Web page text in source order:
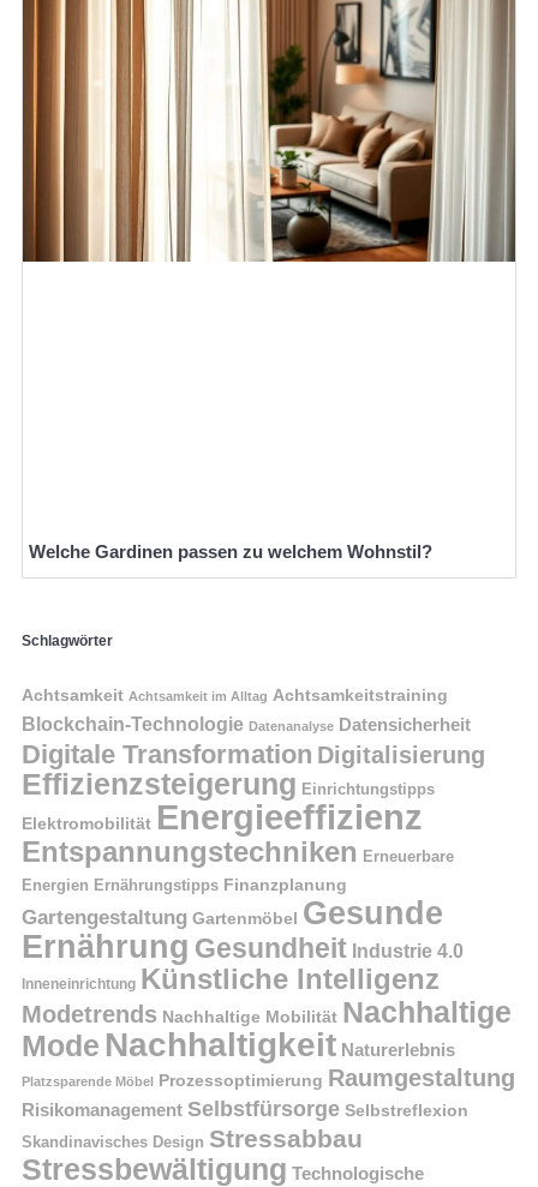
Welche Gardinen passen zu welchem Wohnstil?
Schlagwörter
Achtsamkeit Achtsamkeit im Alltag Achtsamkeitstraining
Blockchain-Technologie Datenanalyse Datensicherheit
Digitale Transformation Digitalisierung
Effizienzsteigerung Einrichtungstipps
Elektromobilität Energieeffizienz
Entspannungstechniken Erneuerbare
Energien Ernährungstipps Finanzplanung
Gartengestaltung Gartenmöbel Gesunde
Ernährung Gesundheit Industrie 4.0
Inneneinrichtung Künstliche Intelligenz
Modetrends Nachhaltige Mobilität Nachhaltige
Mode Nachhaltigkeit Naturerlebnis
Platzsparende Möbel Prozessoptimierung Raumgestaltung
Risikomanagement Selbstfürsorge Selbstreflexion
Skandinavisches Design Stressabbau
Stressbewältigung Technologische